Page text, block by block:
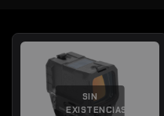
SIN
EXISTENCIAS